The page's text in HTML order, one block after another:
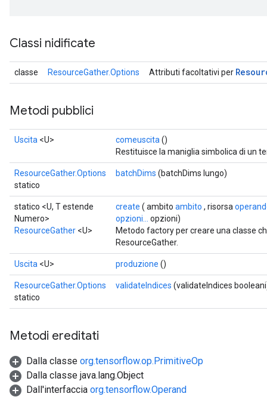
Classi nidificate
classe ResourceGather.Options Attributi facoltativi per
Metodi pubblici
Uscita <U> comeuscita ()
Restituisce la maniglia simbolica di un
ResourceGather.Options
statico
batchDims (batchDims lungo)
statico <U, T estende
Numero>
ResourceGather <U>
create ( ambito ambito , risorsa
opzioni...
opzioni)
Metodo factory per creare una classe
ResourceGather.
Uscita <U> produzione ()
ResourceGather.Options
statico
validateIndices (validateIndices
Metodi ereditati
Dalla classe org.tensorflow.op.PrimitiveOp
Dalla classe java.lang.Object
Dall'interfaccia org.tensorflow.Operand